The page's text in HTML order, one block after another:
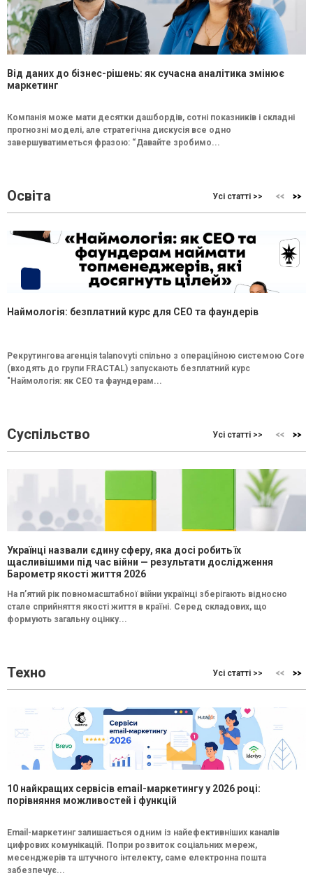
Від даних до бізнес-рішень: як сучасна аналітика змінює
маркетинг
Компанія може мати десятки дашбордів, сотні показників і складні
прогнозні моделі, але стратегічна дискусія все одно
завершуватиметься фразою: “Давайте зробимо...
Освіта Усі статті >>
Наймологія: безплатний курс для CEO та фаундерів
Рекрутингова агенція talanovyti спільно з операційною системою Core
(входять до групи FRACTAL) запускають безплатний курс
"Наймологія: як СEO та фаундерам...
Суспільство Усі статті >>
Українці назвали єдину сферу, яка досі робить їх
щасливішими під час війни — результати дослідження
Барометр якості життя 2026
На п’ятий рік повномасштабної війни українці зберігають відносно
стале сприйняття якості життя в країні. Серед складових, що
формують загальну оцінку...
Техно Усі статті >>
10 найкращих сервісів email-маркетингу у 2026 році:
порівняння можливостей і функцій
Email-маркетинг залишається одним із найефективніших каналів
цифрових комунікацій. Попри розвиток соціальних мереж,
месенджерів та штучного інтелекту, саме електронна пошта
забезпечує...